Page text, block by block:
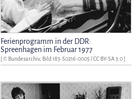
Ferienprogramm in der DDR:
Spreenhagen im Februar 1977
[ © Bundesarchiv, Bild 183-S0216-0005 /CC BY-SA 3.0]